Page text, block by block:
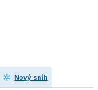
Nový sníh